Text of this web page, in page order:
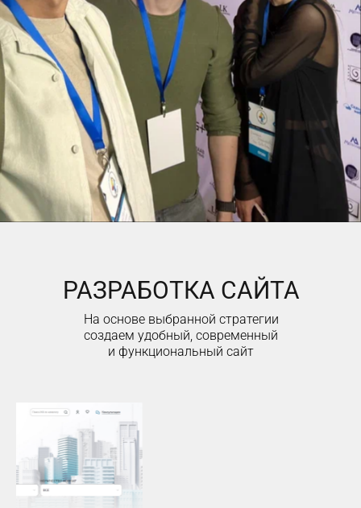
РАЗРАБОТКА САЙТА
На основе выбранной стратегии
создаем удобный, современный
и функциональный сайт